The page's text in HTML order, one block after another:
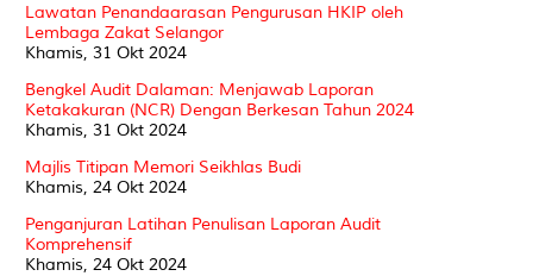
Lawatan Penandaarasan Pengurusan HKIP oleh
Lembaga Zakat Selangor
Khamis, 31 Okt 2024
Bengkel Audit Dalaman: Menjawab Laporan
Ketakakuran (NCR) Dengan Berkesan Tahun 2024
Khamis, 31 Okt 2024
Majlis Titipan Memori Seikhlas Budi
Khamis, 24 Okt 2024
Penganjuran Latihan Penulisan Laporan Audit
Komprehensif
Khamis, 24 Okt 2024